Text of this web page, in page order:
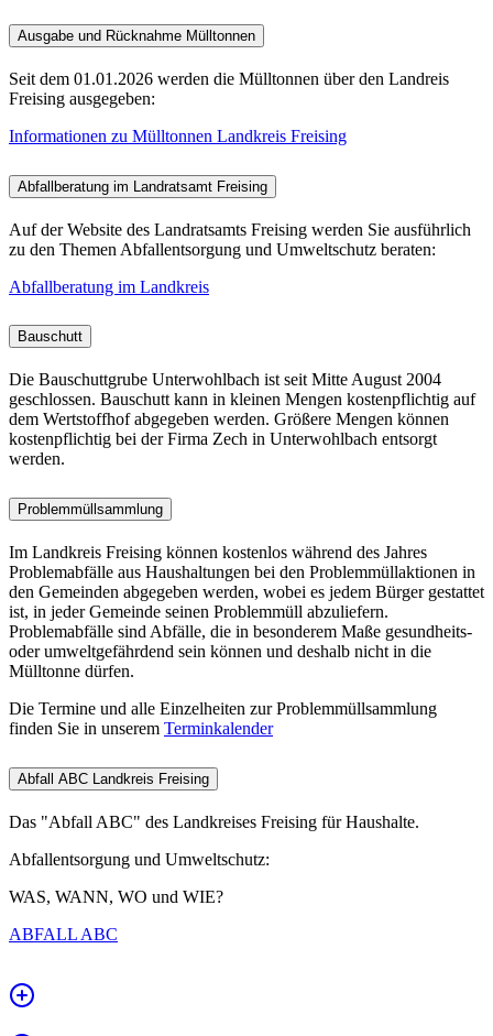
Ausgabe und Rücknahme Mülltonnen
Seit dem 01.01.2026 werden die Mülltonnen über den Landreis
Freising ausgegeben:
Informationen zu Mülltonnen Landkreis Freising
Abfallberatung im Landratsamt Freising
Auf der Website des Landratsamts Freising werden Sie ausführlich
zu den Themen Abfallentsorgung und Umweltschutz beraten:
Abfallberatung im Landkreis
Bauschutt
Die Bauschuttgrube Unterwohlbach ist seit Mitte August 2004
geschlossen. Bauschutt kann in kleinen Mengen kostenpflichtig auf
dem Wertstoffhof abgegeben werden. Größere Mengen können
kostenpflichtig bei der Firma Zech in Unterwohlbach entsorgt
werden.
Problemmüllsammlung
Im Landkreis Freising können kostenlos während des Jahres
Problemabfälle aus Haushaltungen bei den Problemmüllaktionen in
den Gemeinden abgegeben werden, wobei es jedem Bürger gestattet
ist, in jeder Gemeinde seinen Problemmüll abzuliefern.
Problemabfälle sind Abfälle, die in besonderem Maße gesundheits-
oder umweltgefährdend sein können und deshalb nicht in die
Mülltonne dürfen.
Die Termine und alle Einzelheiten zur Problemmüllsammlung
finden Sie in unserem Terminkalender
Abfall ABC Landkreis Freising
Das "Abfall ABC" des Landkreises Freising für Haushalte.
Abfallentsorgung und Umweltschutz:
WAS, WANN, WO und WIE?
ABFALL ABC